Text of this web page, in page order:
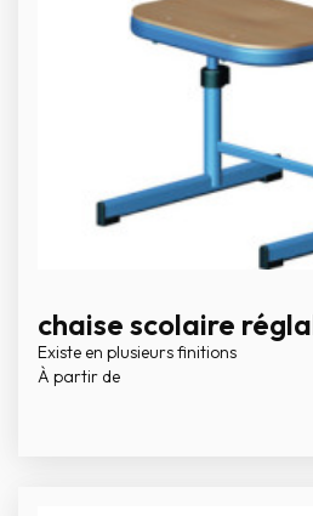
chaise scolaire
Existe en plusieurs finitions
À partir de